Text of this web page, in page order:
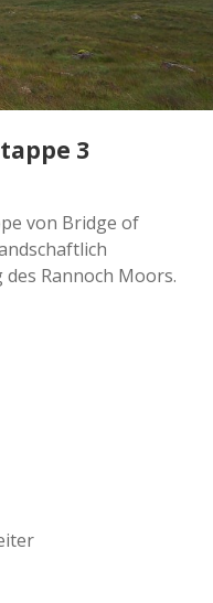
3
von Bridge of
Rannoch Moors.